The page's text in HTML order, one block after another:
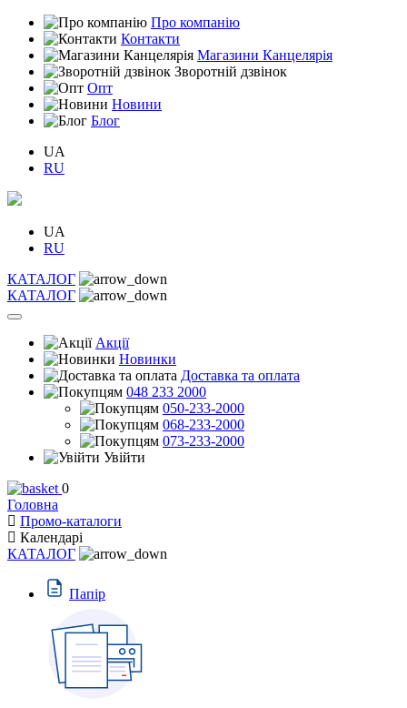
Про компанію
Контакти
Магазини Канцелярія
Зворотній дзвінок
Опт
Новини
Блог
UA
RU
UA
RU
КАТАЛОГ
КАТАЛОГ
Акції
Новинки
Доставка та оплата
048 233 2000
050-233-2000
068-233-2000
073-233-2000
Увійти
0
Головна
Промо-каталоги
Календарi
КАТАЛОГ
Пaпiр